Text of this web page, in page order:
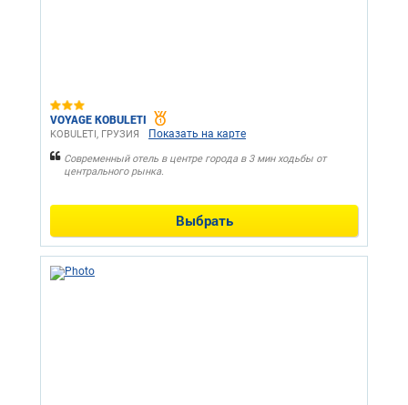
VOYAGE KOBULETI
KOBULETI, ГРУЗИЯ Показать на карте
Современный отель в центре города в 3 мин ходьбы от
центрального рынка.
Выбрать